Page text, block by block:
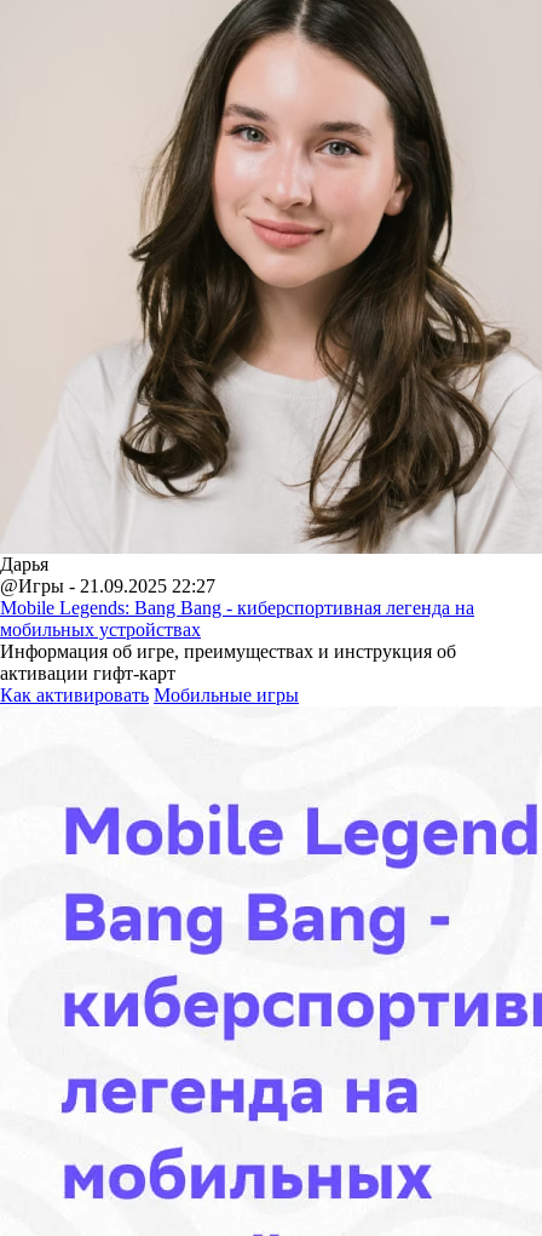
Дарья
@Игры - 21.09.2025 22:27
Mobile Legends: Bang Bang - киберспортивная легенда на
мобильных устройствах
Информация об игре, преимуществах и инструкция об
активации гифт-карт
Как активировать Мобильные игры